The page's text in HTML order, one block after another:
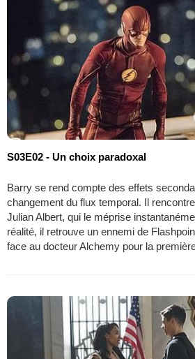
S03E02 - Un choix paradoxal
Barry se rend compte des effets
changement du flux temporal. Il
Julian Albert, qui le méprise
réalité, il retrouve un ennemi de
face au docteur Alchemy pour la